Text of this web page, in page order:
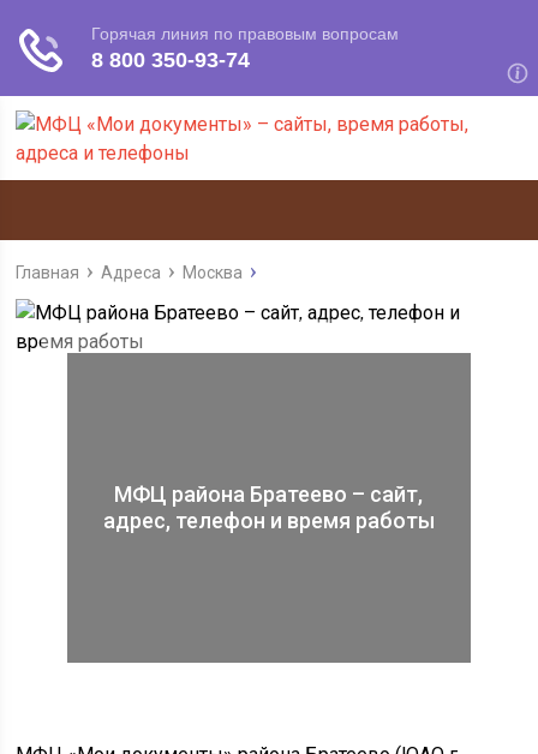
Главная Адреса Москва
МФЦ района Братеево – сайт,
адрес, телефон и время работы